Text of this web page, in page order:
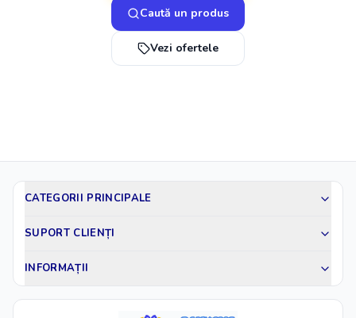
Caută un produs
Vezi ofertele
CATEGORII PRINCIPALE
SUPORT CLIENȚI
INFORMAȚII